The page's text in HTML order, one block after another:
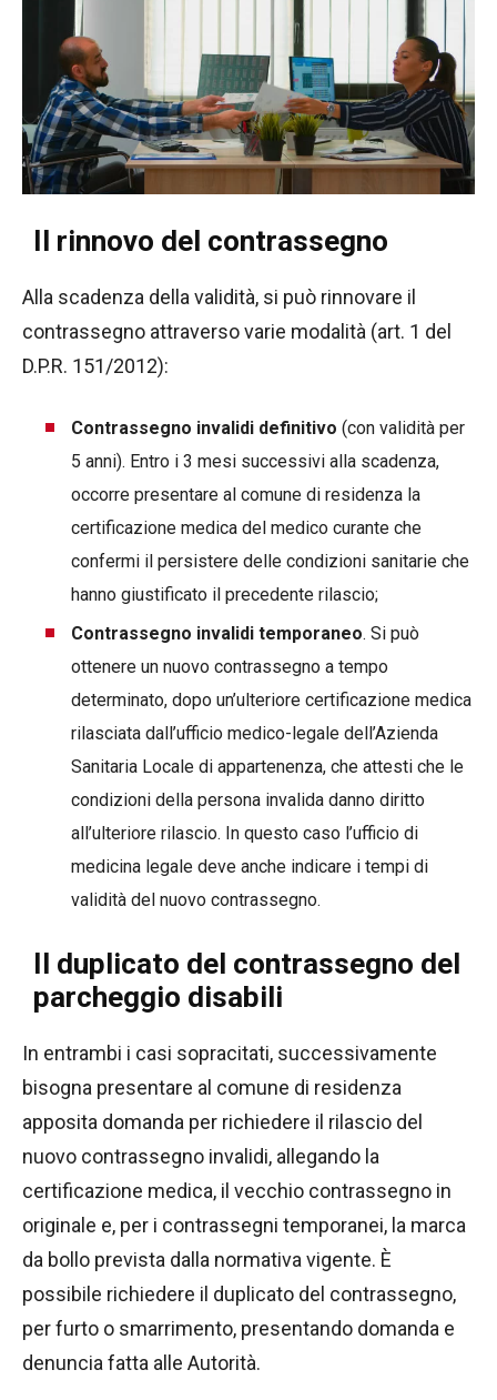
Il rinnovo del contrassegno
Alla scadenza della validità, si può rinnovare il
contrassegno attraverso varie modalità (art. 1 del
D.P.R. 151/2012):
Contrassegno invalidi definitivo (con validità per
5 anni). Entro i 3 mesi successivi alla scadenza,
occorre presentare al comune di residenza la
certificazione medica del medico curante che
confermi il persistere delle condizioni sanitarie che
hanno giustificato il precedente rilascio;
Contrassegno invalidi temporaneo. Si può
ottenere un nuovo contrassegno a tempo
determinato, dopo un’ulteriore certificazione medica
rilasciata dall’ufficio medico-legale dell’Azienda
Sanitaria Locale di appartenenza, che attesti che le
condizioni della persona invalida danno diritto
all’ulteriore rilascio. In questo caso l’ufficio di
medicina legale deve anche indicare i tempi di
validità del nuovo contrassegno.
Il duplicato del contrassegno del
parcheggio disabili
In entrambi i casi sopracitati, successivamente
bisogna presentare al comune di residenza
apposita domanda per richiedere il rilascio del
nuovo contrassegno invalidi, allegando la
certificazione medica, il vecchio contrassegno in
originale e, per i contrassegni temporanei, la marca
da bollo prevista dalla normativa vigente. È
possibile richiedere il duplicato del contrassegno,
per furto o smarrimento, presentando domanda e
denuncia fatta alle Autorità.